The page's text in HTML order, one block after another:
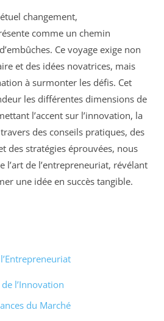
changement,
comme un chemin
Ce voyage exige non
et des idées novatrices, mais
à surmonter les défis. Cet
les différentes dimensions de
l’accent sur l’innovation, la
des conseils pratiques, des
des stratégies éprouvées, nous
l’art de l’entrepreneuriat, révélant
une idée en succès tangible.
l’Innovation
du Marché